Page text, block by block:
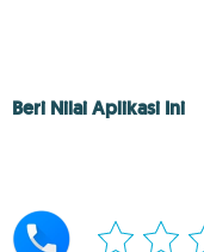
Beri Nilai Aplikasi Ini